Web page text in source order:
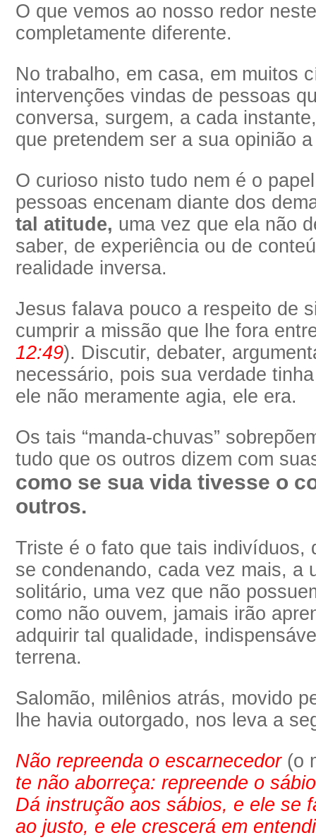
O que vemos ao nosso redor
completamente diferente.
No trabalho, em casa, em muitos
intervenções vindas de pessoas
conversa, surgem, a cada
que pretendem ser a sua opinião
O curioso nisto tudo nem é o
pessoas encenam diante dos
tal atitude, uma vez que ela não
saber, de experiência ou de
realidade inversa.
Jesus falava pouco a respeito de
cumprir a missão que lhe fora
12:49). Discutir, debater,
necessário, pois sua verdade
ele não meramente agia, ele era.
Os tais “manda-chuvas”
tudo que os outros dizem com
como se sua vida tivesse o
outros.
Triste é o fato que tais indivíduos,
se condenando, cada vez mais, a
solitário, uma vez que não
como não ouvem, jamais irão
adquirir tal qualidade,
terrena.
Salomão, milênios atrás, movido
lhe havia outorgado, nos leva a
Não repreenda o escarnecedor(o
te não aborreça: repreende o
Dá instrução aos sábios, e ele se
ao justo, e ele crescerá em